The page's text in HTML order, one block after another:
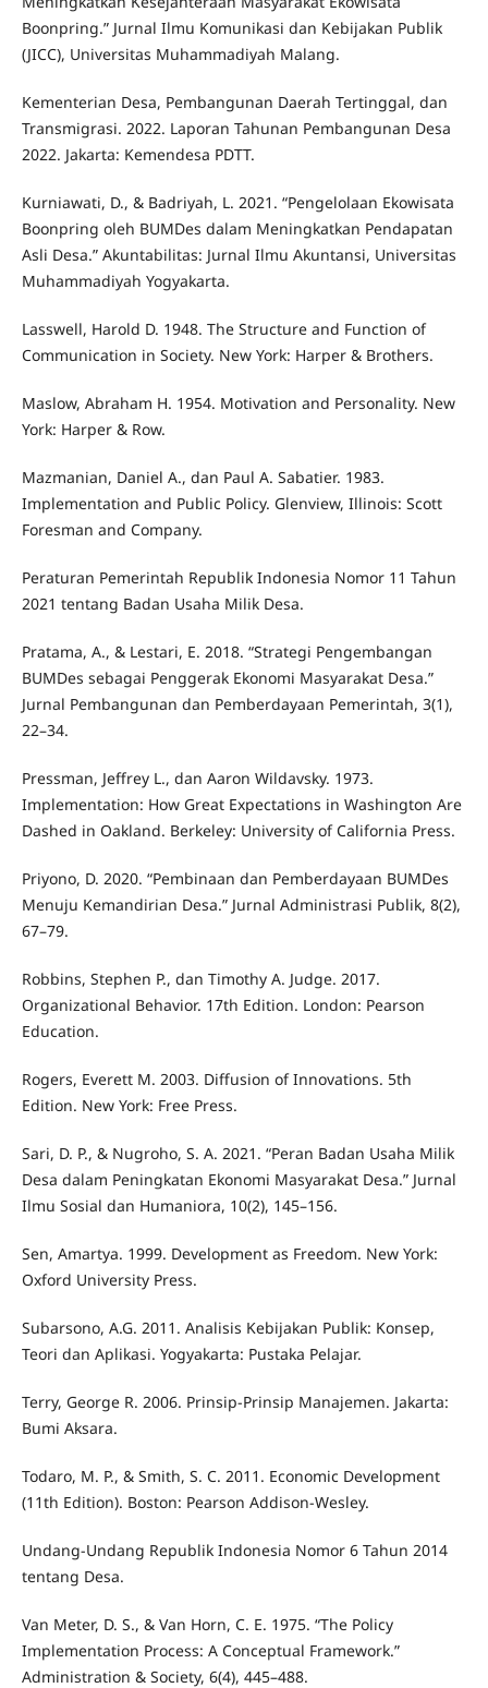
Boonpring.” Jurnal Ilmu Komunikasi dan Kebijakan Publik
(JICC), Universitas Muhammadiyah Malang.
Kementerian Desa, Pembangunan Daerah Tertinggal, dan
Transmigrasi. 2022. Laporan Tahunan Pembangunan Desa
2022. Jakarta: Kemendesa PDTT.
Kurniawati, D., & Badriyah, L. 2021. “Pengelolaan Ekowisata
Boonpring oleh BUMDes dalam Meningkatkan Pendapatan
Asli Desa.” Akuntabilitas: Jurnal Ilmu Akuntansi, Universitas
Muhammadiyah Yogyakarta.
Lasswell, Harold D. 1948. The Structure and Function of
Communication in Society. New York: Harper & Brothers.
Maslow, Abraham H. 1954. Motivation and Personality. New
York: Harper & Row.
Mazmanian, Daniel A., dan Paul A. Sabatier. 1983.
Implementation and Public Policy. Glenview, Illinois: Scott
Foresman and Company.
Peraturan Pemerintah Republik Indonesia Nomor 11 Tahun
2021 tentang Badan Usaha Milik Desa.
Pratama, A., & Lestari, E. 2018. “Strategi Pengembangan
BUMDes sebagai Penggerak Ekonomi Masyarakat Desa.”
Jurnal Pembangunan dan Pemberdayaan Pemerintah, 3(1),
22–34.
Pressman, Jeffrey L., dan Aaron Wildavsky. 1973.
Implementation: How Great Expectations in Washington Are
Dashed in Oakland. Berkeley: University of California Press.
Priyono, D. 2020. “Pembinaan dan Pemberdayaan BUMDes
Menuju Kemandirian Desa.” Jurnal Administrasi Publik, 8(2),
67–79.
Robbins, Stephen P., dan Timothy A. Judge. 2017.
Organizational Behavior. 17th Edition. London: Pearson
Education.
Rogers, Everett M. 2003. Diffusion of Innovations. 5th
Edition. New York: Free Press.
Sari, D. P., & Nugroho, S. A. 2021. “Peran Badan Usaha Milik
Desa dalam Peningkatan Ekonomi Masyarakat Desa.” Jurnal
Ilmu Sosial dan Humaniora, 10(2), 145–156.
Sen, Amartya. 1999. Development as Freedom. New York:
Oxford University Press.
Subarsono, A.G. 2011. Analisis Kebijakan Publik: Konsep,
Teori dan Aplikasi. Yogyakarta: Pustaka Pelajar.
Terry, George R. 2006. Prinsip-Prinsip Manajemen. Jakarta:
Bumi Aksara.
Todaro, M. P., & Smith, S. C. 2011. Economic Development
(11th Edition). Boston: Pearson Addison-Wesley.
Undang-Undang Republik Indonesia Nomor 6 Tahun 2014
tentang Desa.
Van Meter, D. S., & Van Horn, C. E. 1975. “The Policy
Implementation Process: A Conceptual Framework.”
Administration & Society, 6(4), 445–488.